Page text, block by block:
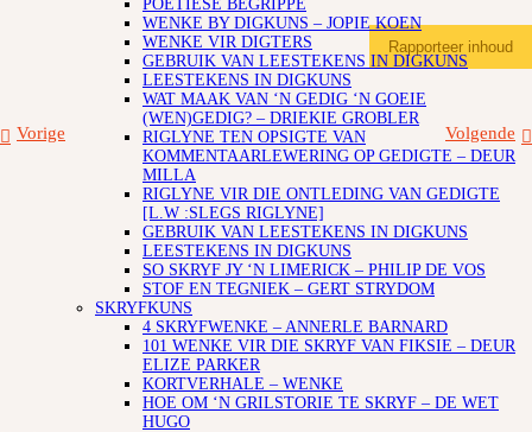
POËTIESE BEGRIPPE
WENKE BY DIGKUNS – JOPIE KOEN
WENKE VIR DIGTERS
GEBRUIK VAN LEESTEKENS IN DIGKUNS
LEESTEKENS IN DIGKUNS
WAT MAAK VAN ‘N GEDIG ‘N GOEIE
(WEN)GEDIG? – DRIEKIE GROBLER
RIGLYNE TEN OPSIGTE VAN
KOMMENTAARLEWERING OP GEDIGTE – DEUR
MILLA
RIGLYNE VIR DIE ONTLEDING VAN GEDIGTE
[L.W :SLEGS RIGLYNE]
GEBRUIK VAN LEESTEKENS IN DIGKUNS
LEESTEKENS IN DIGKUNS
SO SKRYF JY ‘N LIMERICK – PHILIP DE VOS
STOF EN TEGNIEK – GERT STRYDOM
SKRYFKUNS
4 SKRYFWENKE – ANNERLE BARNARD
101 WENKE VIR DIE SKRYF VAN FIKSIE – DEUR
ELIZE PARKER
KORTVERHALE – WENKE
HOE OM ‘N GRILSTORIE TE SKRYF – DE WET
HUGO
Rapporteer inhoud
Vorige Volgende